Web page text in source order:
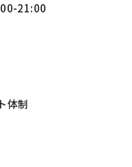
21:00
体制